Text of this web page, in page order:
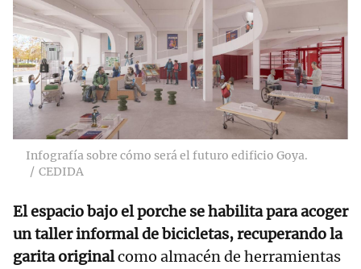
Infografía sobre cómo será el futuro edificio Goya.
CEDIDA
El espacio bajo el porche se habilita para acoger
un taller informal de bicicletas, recuperando la
garita originalcomo almacén de herramientas